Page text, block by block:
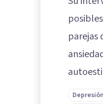
parejas
Depresión